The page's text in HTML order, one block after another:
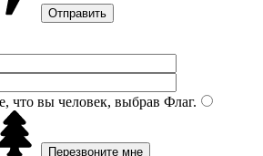
что вы человек, выбрав Флаг.